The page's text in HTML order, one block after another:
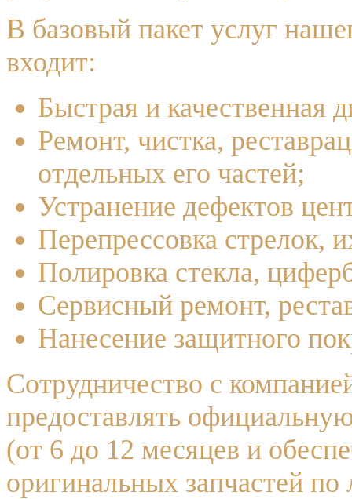
В базовый пакет услуг
входит:
Быстрая и качественная
Ремонт, чистка,
отдельных его частей;
Устранение дефектов
Перепрессовка стрелок,
Полировка стекла,
Сервисный ремонт,
Нанесение защитного
Сотрудничество с
предоставлять
(от 6 до 12 месяцев и
оригинальных запчастей